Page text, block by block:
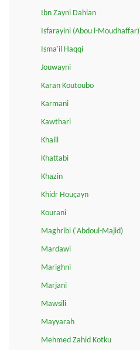
Ibn Zayni Dahlan
Isfarayini (Abou l-Moudhaffar)
Isma'il Haqqi
Jouwayni
Karan Koutoubo
Karmani
Kawthari
Khalil
Khattabi
Khazin
Khidr Houçayn
Kourani
Maghribi ('Abdoul-Majid)
Mardawi
Marighni
Marjani
Mawsili
Mayyarah
Mehmed Zahid Kotku